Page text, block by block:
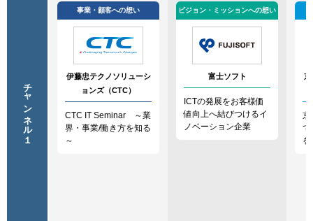
チャンネル１
事業・顧客への想い
伊藤忠テクノソリューシ
ョンズ（CTC）
CTC IT Seminar ～業
界・事業/働き方を知る
～
ビジョン・ミッションへの想い
富士ソフト
ICTの発展をお客様価
値向上へ結びつけるイ
ノベーション企業
京
京
で
を